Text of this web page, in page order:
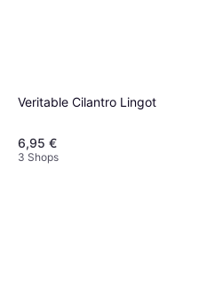
Veritable Cilantro Lingot
6,95 €
3 Shops